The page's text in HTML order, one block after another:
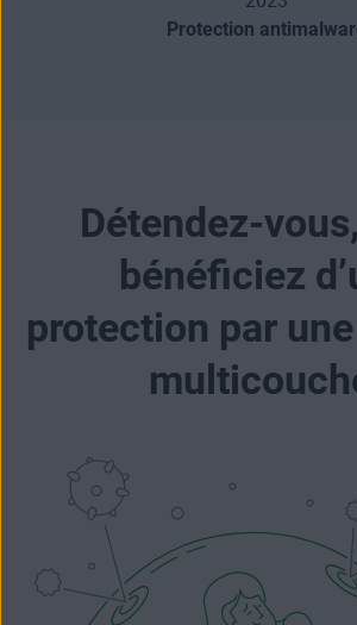
Protection
Détendez-
bénéficiez
protection par